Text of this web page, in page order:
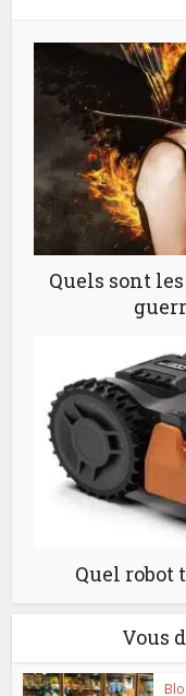
Quels sont
Quel robot
Vous